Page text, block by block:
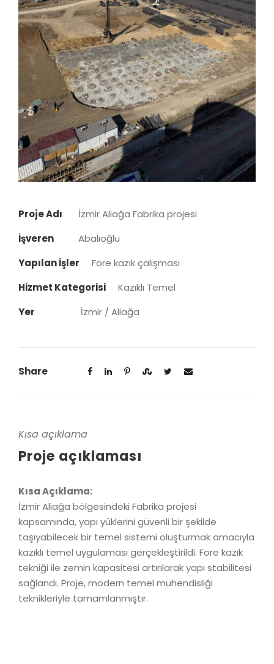
Proje Adı
İzmir Aliağa Fabrika projesi
İşveren
Abalıoğlu
Yapılan İşler
Fore kazık çalışması
Hizmet Kategorisi
Kazıklı Temel
Yer
İzmir / Aliağa
Share
Kısa açıklama
Proje açıklaması
Kısa Açıklama:
İzmir Aliağa bölgesindeki Fabrika projesi
kapsamında, yapı yüklerini güvenli bir şekilde
taşıyabilecek bir temel sistemi oluşturmak amacıyla
kazıklı temel uygulaması gerçekleştirildi. Fore kazık
tekniği ile zemin kapasitesi artırılarak yapı stabilitesi
sağlandı. Proje, modern temel mühendisliği
teknikleriyle tamamlanmıştır.